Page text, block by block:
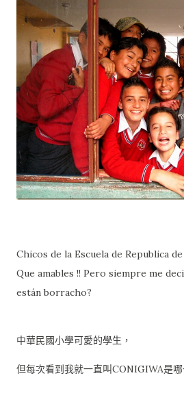
Chicos de la Escuela de Republica
Que amables !! Pero siempre me
están borracho?
中華民國小學可愛的學生，
但每次看到我就一直叫CONIGIWA是哪